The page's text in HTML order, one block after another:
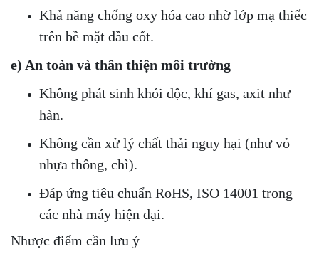
Khả năng chống oxy hóa cao nhờ lớp mạ thiếc
trên bề mặt đầu cốt.
e) An toàn và thân thiện môi trường
Không phát sinh khói độc, khí gas, axit như
hàn.
Không cần xử lý chất thải nguy hại (như vỏ
nhựa thông, chì).
Đáp ứng tiêu chuẩn RoHS, ISO 14001 trong
các nhà máy hiện đại.
Nhược điểm cần lưu ý